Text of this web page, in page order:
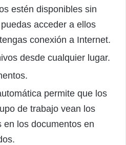
estén disponibles sin
acceder a ellos
conexión a Internet.
desde cualquier lugar.
permite que los
de trabajo vean los
en los documentos en